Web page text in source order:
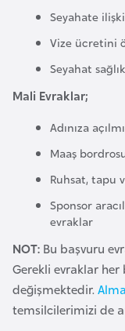
Seyahate
Vize ücretini
Seyahat
Mali Evraklar;
Adınıza
Maaş
Ruhsat, tapu
Sponsor
evraklar
NOT: Bu başvuru
Gerekli evraklar
değişmektedir.
temsilcilerimizi de
u
a
n
B